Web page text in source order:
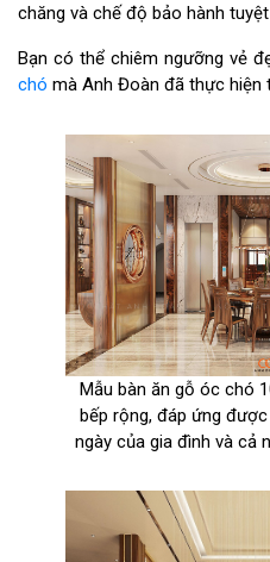
chăng và chế độ bảo hành
Bạn có thể chiêm ngưỡng vẻ
chó mà Anh Đoàn đã thực hiện
Mẫu bàn ăn gỗ óc chó
bếp rộng, đáp ứng
ngày của gia đình và cả